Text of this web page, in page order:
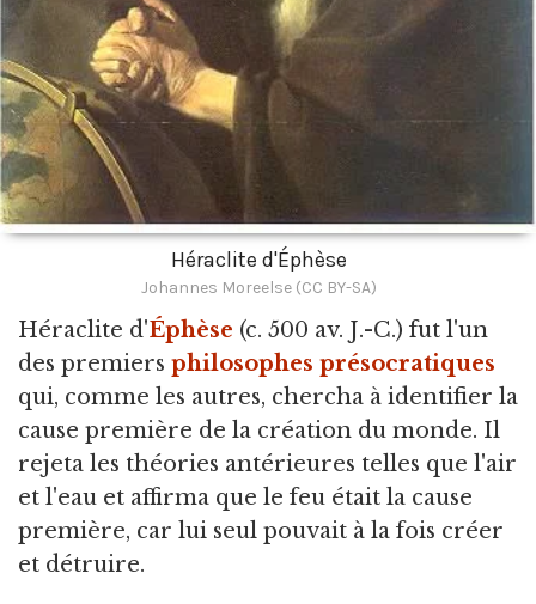
Héraclite d'Éphèse
Johannes Moreelse (CC BY-SA)
Héraclite d'Éphèse (c. 500 av. J.-C.) fut l'un
des premiers philosophes présocratiques
qui, comme les autres, chercha à identifier la
cause première de la création du monde. Il
rejeta les théories antérieures telles que l'air
et l'eau et affirma que le feu était la cause
première, car lui seul pouvait à la fois créer
et détruire.